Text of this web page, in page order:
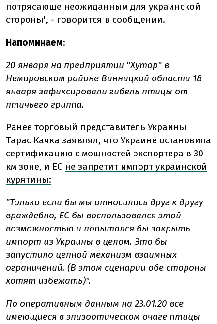
потрясающе неожиданным для украинской
стороны", - говорится в сообщении.
Напоминаем:
20 января на предприятии "Хутор" в
Немировском районе Винницкой области 18
января зафиксировали гибель птицы от
птичьего гриппа.
Ранее торговый представитель Украины
Тарас Качка заявлял, что Украине остановила
сертификацию с мощностей экспортера в 30
км зоне, и ЕС не запретит импорт украинской
курятины:
"Только если бы мы относились друг к другу
враждебно, ЕС бы воспользовался этой
возможностью и попытался бы закрыть
импорт из Украины в целом. Это бы
запустило цепной механизм взаимных
ограничений. (В этом сценарии обе стороны
хотят избежать)".
По оперативным данным на 23.01.20 все
имеющиеся в эпизоотическом очаге птицы